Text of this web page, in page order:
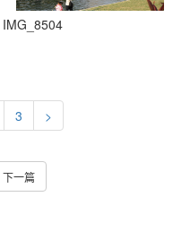
IMG_8504
3 >
下一篇